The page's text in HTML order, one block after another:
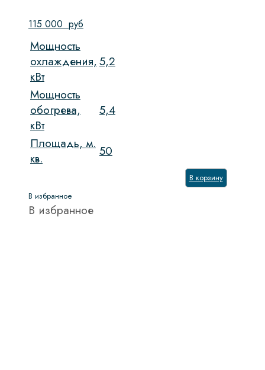
115 000 руб
Мощность
охлаждения,
кВт
5,2
Мощность
обогрева,
кВт
5,4
Площадь, м.
кв.
50
В корзину
В избранное
В избранное